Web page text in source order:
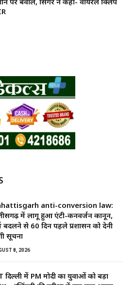
anti-conversion law:
में लागू हुआ एंटी-कनवर्जन कानून,
बदलने से 60 दिन पहले प्रशासन को देनी
सूचना
8, 2026
दिल्ली में PM मोदी का युवाओं को बड़ा